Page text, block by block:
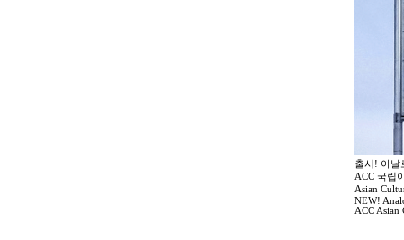
출시! 아날
ACC 국립
Asian
NEW!
ACC Asian